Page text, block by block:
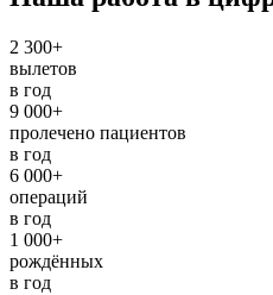
2 300+
вылетов
в год
9 000+
пролечено пациентов
в год
6 000+
операций
в год
1 000+
рождённых
в год